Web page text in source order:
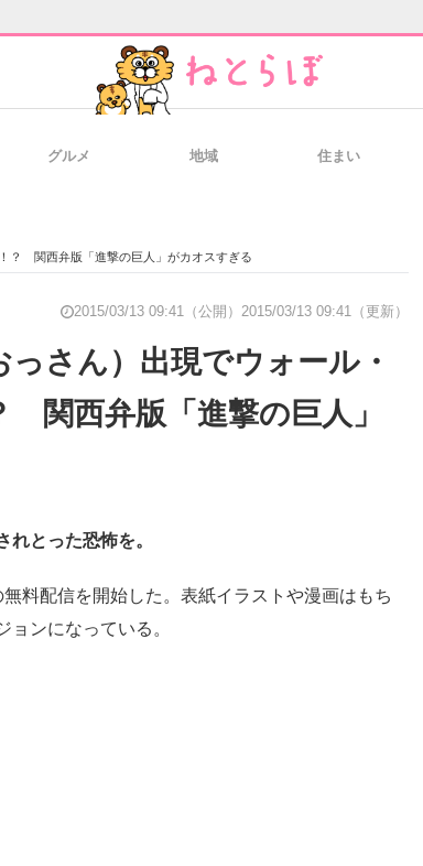
経営リー
サイト IT製品の技術・比較・事例 製造業の
エネルギ
グルメ 地域 住まい
？ 関西弁版「進撃の巨人」がカオスすぎる
2015/03/13 09:41（公開） 2015/03/13 09:41（更新）
っさん）出現でウォール・
関西弁版「進撃の巨人」
とった恐怖を。
無料配信を開始した。表紙イラストや漫画はもち
ンになっている。